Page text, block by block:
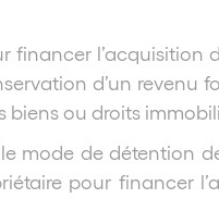
financer l’acquisition
d’un revenu
ou droits
mode de détention
pour financer